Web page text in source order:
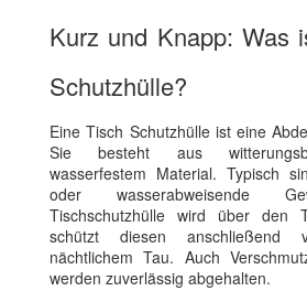
Kurz und Knapp: Was
Schutzhülle?
Eine Tisch Schutzhülle ist eine
Sie besteht aus
wasserfestem Material. Typisch
oder wasserabweisende
Tischschutzhülle wird über den
schützt diesen
nächtlichem Tau. Auch
werden zuverlässig abgehalten.